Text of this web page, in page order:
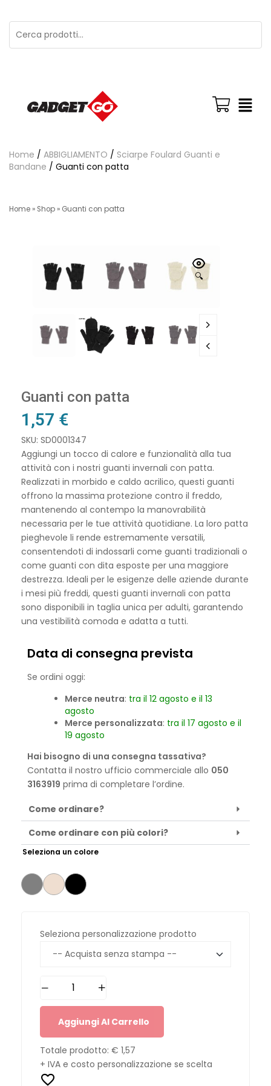
Home / ABBIGLIAMENTO / Sciarpe Foulard Guanti e
Bandane / Guanti con patta
Home » Shop » Guanti con patta
🔍
Guanti con patta
1,57 €
SKU: SD0001347
Aggiungi un tocco di calore e funzionalità alla tua
attività con i nostri guanti invernali con patta.
Realizzati in morbido e caldo acrilico, questi guanti
offrono la massima protezione contro il freddo,
mantenendo al contempo la manovrabilità
necessaria per le tue attività quotidiane. La loro patta
pieghevole li rende estremamente versatili,
consentendoti di indossarli come guanti tradizionali o
come guanti con dita esposte per una maggiore
destrezza. Ideali per le esigenze delle aziende durante
i mesi più freddi, questi guanti invernali con patta
sono disponibili in taglia unica per adulti, garantendo
una vestibilità comoda e adatta a tutti.
Data di consegna prevista
Se ordini oggi:
Merce neutra: tra il 12 agosto e il 13
agosto
Merce personalizzata: tra il 17 agosto e il
19 agosto
Hai bisogno di una consegna tassativa?
Contatta il nostro ufficio commerciale allo 050
3163919 prima di completare l’ordine.
Come ordinare?
Come ordinare con più colori?
Seleziona un colore
Seleziona personalizzazione prodotto
Aggiungi Al Carrello
Totale prodotto: € 1,57
+ IVA e costo personalizzazione se scelta